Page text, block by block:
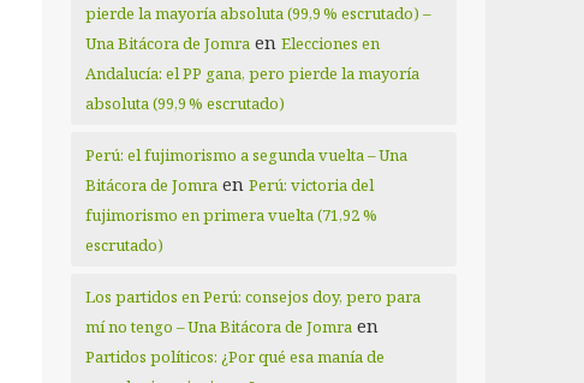
pierde la mayoría absoluta (99,9 % escrutado) –
Una Bitácora de Jomra enElecciones en
Andalucía: el PP gana, pero pierde la mayoría
absoluta (99,9 % escrutado)
Perú: el fujimorismo a segunda vuelta – Una
Bitácora de Jomra enPerú: victoria del
fujimorismo en primera vuelta (71,92 %
escrutado)
Los partidos en Perú: consejos doy, pero para
mí no tengo – Una Bitácora de Jomra en
Partidos políticos: ¿Por qué esa manía de